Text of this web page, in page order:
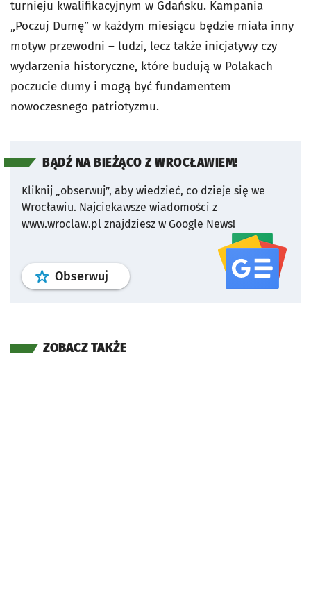
turnieju kwalifikacyjnym w Gdańsku. Kampania
„Poczuj Dumę” w każdym miesiącu będzie miała inny
motyw przewodni – ludzi, lecz także inicjatywy czy
wydarzenia historyczne, które budują w Polakach
poczucie dumy i mogą być fundamentem
nowoczesnego patriotyzmu.
BĄDŹ NA BIEŻĄCO Z WROCŁAWIEM!
Kliknij „obserwuj”, aby wiedzieć, co dzieje się we
Wrocławiu. Najciekawsze wiadomości z
www.wroclaw.pl znajdziesz w Google News!
Obserwuj profil serwisu
ZOBACZ TAKŻE